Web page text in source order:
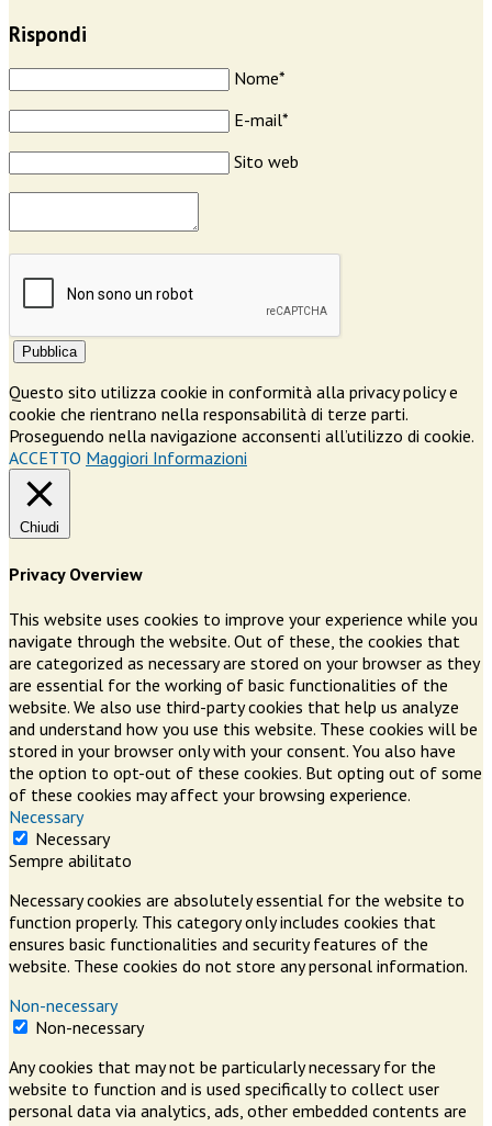
Rispondi
Nome*
E-mail*
Sito web
Pubblica
Questo sito utilizza cookie in conformità alla privacy policy e
cookie che rientrano nella responsabilità di terze parti.
Proseguendo nella navigazione acconsenti all’utilizzo di cookie.
ACCETTO Maggiori Informazioni
Chiudi
Privacy Overview
This website uses cookies to improve your experience while you
navigate through the website. Out of these, the cookies that
are categorized as necessary are stored on your browser as they
are essential for the working of basic functionalities of the
website. We also use third-party cookies that help us analyze
and understand how you use this website. These cookies will be
stored in your browser only with your consent. You also have
the option to opt-out of these cookies. But opting out of some
of these cookies may affect your browsing experience.
Necessary
Necessary
Sempre abilitato
Necessary cookies are absolutely essential for the website to
function properly. This category only includes cookies that
ensures basic functionalities and security features of the
website. These cookies do not store any personal information.
Non-necessary
Non-necessary
Any cookies that may not be particularly necessary for the
website to function and is used specifically to collect user
personal data via analytics, ads, other embedded contents are